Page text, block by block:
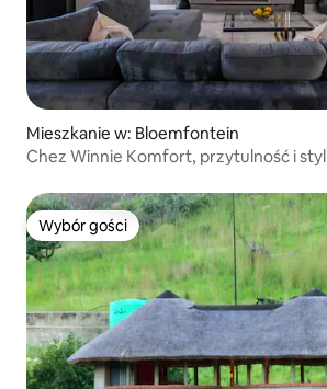
Mieszkanie w: Bloemfontein
Chez Winnie Komfort, przytulność i styl
Wybór gości
Wybór gości